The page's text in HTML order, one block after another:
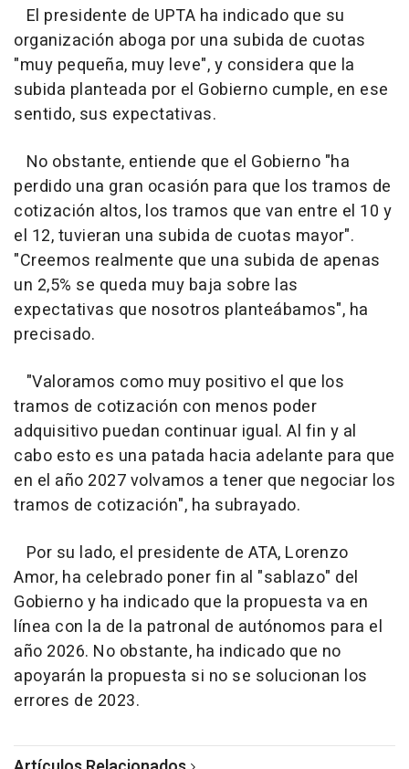
El presidente de UPTA ha indicado que su
organización aboga por una subida de cuotas
"muy pequeña, muy leve", y considera que la
subida planteada por el Gobierno cumple, en ese
sentido, sus expectativas.
No obstante, entiende que el Gobierno "ha
perdido una gran ocasión para que los tramos de
cotización altos, los tramos que van entre el 10 y
el 12, tuvieran una subida de cuotas mayor".
"Creemos realmente que una subida de apenas
un 2,5% se queda muy baja sobre las
expectativas que nosotros planteábamos", ha
precisado.
"Valoramos como muy positivo el que los
tramos de cotización con menos poder
adquisitivo puedan continuar igual. Al fin y al
cabo esto es una patada hacia adelante para que
en el año 2027 volvamos a tener que negociar los
tramos de cotización", ha subrayado.
Por su lado, el presidente de ATA, Lorenzo
Amor, ha celebrado poner fin al "sablazo" del
Gobierno y ha indicado que la propuesta va en
línea con la de la patronal de autónomos para el
año 2026. No obstante, ha indicado que no
apoyarán la propuesta si no se solucionan los
errores de 2023.